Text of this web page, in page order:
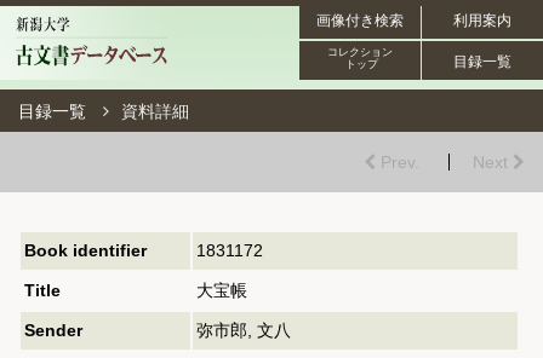
利用案内
画像付き検索
目録一覧
コレクション
トップ
目録一覧 資料詳細
Prev. Next
Book identifier 1831172
Title 大宝帳
Sender 弥市郎, 文八